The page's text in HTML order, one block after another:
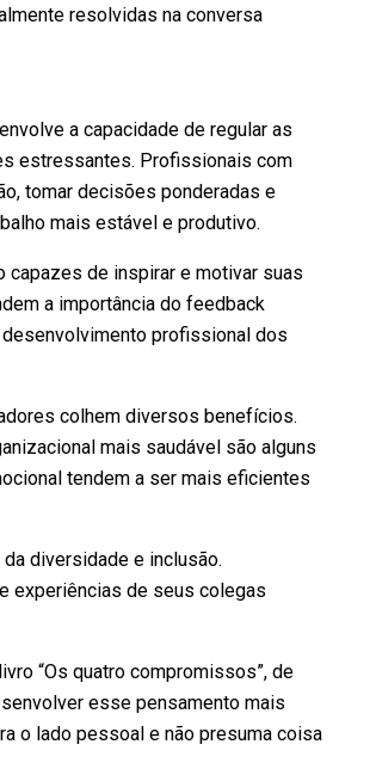
resolvidas na conversa
a capacidade de regular as
estressantes. Profissionais com
tomar decisões ponderadas e
mais estável e produtivo.
capazes de inspirar e motivar suas
a importância do feedback
profissional dos
colhem diversos benefícios.
mais saudável são alguns
tendem a ser mais eficientes
diversidade e inclusão.
experiências de seus colegas
“Os quatro compromissos”, de
esse pensamento mais
o lado pessoal e não presuma coisa